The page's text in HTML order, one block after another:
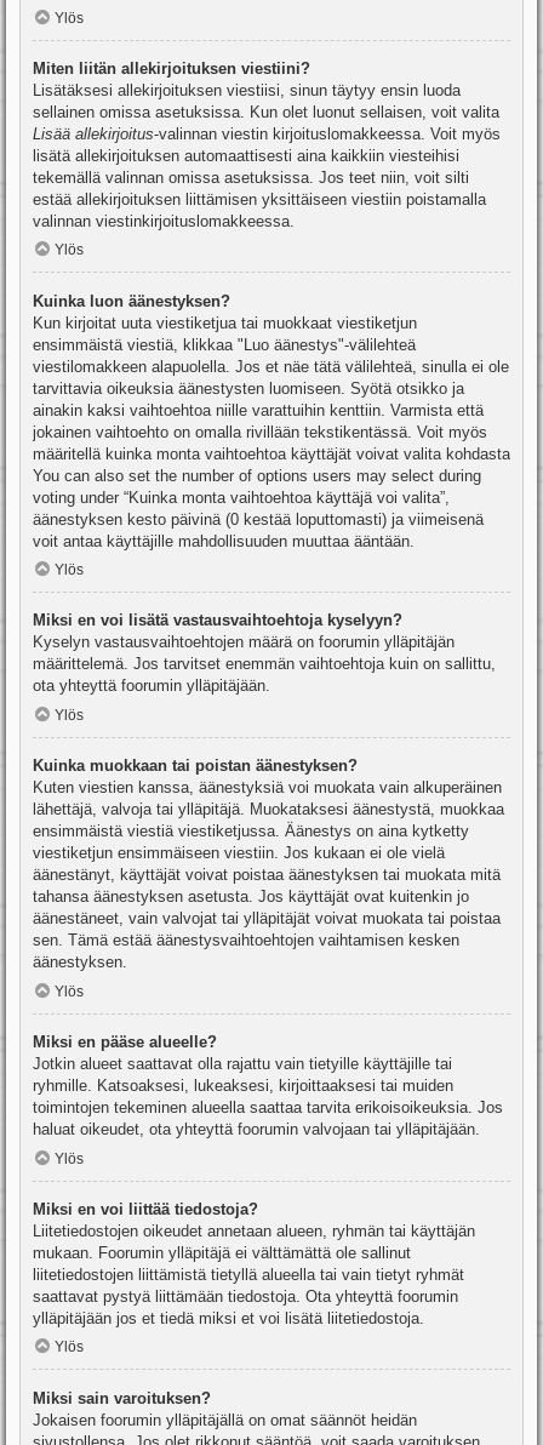
Ylös
Miten liitän allekirjoituksen viestiini?
Lisätäksesi allekirjoituksen viestiisi, sinun täytyy ensin luoda
sellainen omissa asetuksissa. Kun olet luonut sellaisen, voit valita
Lisää allekirjoitus-valinnan viestin kirjoituslomakkeessa. Voit myös
lisätä allekirjoituksen automaattisesti aina kaikkiin viesteihisi
tekemällä valinnan omissa asetuksissa. Jos teet niin, voit silti
estää allekirjoituksen liittämisen yksittäiseen viestiin poistamalla
valinnan viestinkirjoituslomakkeessa.
Ylös
Kuinka luon äänestyksen?
Kun kirjoitat uuta viestiketjua tai muokkaat viestiketjun
ensimmäistä viestiä, klikkaa "Luo äänestys"-välilehteä
viestilomakkeen alapuolella. Jos et näe tätä välilehteä, sinulla ei ole
tarvittavia oikeuksia äänestysten luomiseen. Syötä otsikko ja
ainakin kaksi vaihtoehtoa niille varattuihin kenttiin. Varmista että
jokainen vaihtoehto on omalla rivillään tekstikentässä. Voit myös
määritellä kuinka monta vaihtoehtoa käyttäjät voivat valita kohdasta
You can also set the number of options users may select during
voting under “Kuinka monta vaihtoehtoa käyttäjä voi valita”,
äänestyksen kesto päivinä (0 kestää loputtomasti) ja viimeisenä
voit antaa käyttäjille mahdollisuuden muuttaa ääntään.
Ylös
Miksi en voi lisätä vastausvaihtoehtoja kyselyyn?
Kyselyn vastausvaihtoehtojen määrä on foorumin ylläpitäjän
määrittelemä. Jos tarvitset enemmän vaihtoehtoja kuin on sallittu,
ota yhteyttä foorumin ylläpitäjään.
Ylös
Kuinka muokkaan tai poistan äänestyksen?
Kuten viestien kanssa, äänestyksiä voi muokata vain alkuperäinen
lähettäjä, valvoja tai ylläpitäjä. Muokataksesi äänestystä, muokkaa
ensimmäistä viestiä viestiketjussa. Äänestys on aina kytketty
viestiketjun ensimmäiseen viestiin. Jos kukaan ei ole vielä
äänestänyt, käyttäjät voivat poistaa äänestyksen tai muokata mitä
tahansa äänestyksen asetusta. Jos käyttäjät ovat kuitenkin jo
äänestäneet, vain valvojat tai ylläpitäjät voivat muokata tai poistaa
sen. Tämä estää äänestysvaihtoehtojen vaihtamisen kesken
äänestyksen.
Ylös
Miksi en pääse alueelle?
Jotkin alueet saattavat olla rajattu vain tietyille käyttäjille tai
ryhmille. Katsoaksesi, lukeaksesi, kirjoittaaksesi tai muiden
toimintojen tekeminen alueella saattaa tarvita erikoisoikeuksia. Jos
haluat oikeudet, ota yhteyttä foorumin valvojaan tai ylläpitäjään.
Ylös
Miksi en voi liittää tiedostoja?
Liitetiedostojen oikeudet annetaan alueen, ryhmän tai käyttäjän
mukaan. Foorumin ylläpitäjä ei välttämättä ole sallinut
liitetiedostojen liittämistä tietyllä alueella tai vain tietyt ryhmät
saattavat pystyä liittämään tiedostoja. Ota yhteyttä foorumin
ylläpitäjään jos et tiedä miksi et voi lisätä liitetiedostoja.
Ylös
Miksi sain varoituksen?
Jokaisen foorumin ylläpitäjällä on omat säännöt heidän